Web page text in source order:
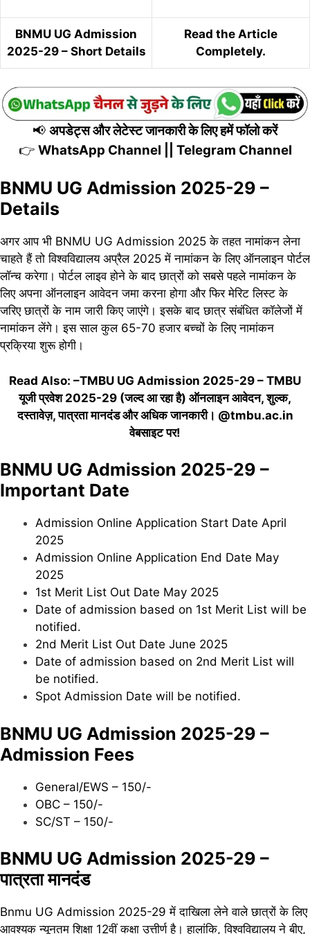
BNMU UG Admission
2025-29 – Short Details
Read the Article
Completely.
📢 अपडेट्स और लेटेस्ट जानकारी के लिए हमें फॉलो करें
👉 WhatsApp Channel Telegram Channel
BNMU UG Admission 2025-29 –
Details
अगर आप भी BNMU UG Admission 2025 के तहत नामांकन लेना
चाहते हैं तो विश्वविद्यालय अप्रैल 2025 में नामांकन के लिए ऑनलाइन पोर्टल
लॉन्च करेगा। पोर्टल लाइव होने के बाद छात्रों को सबसे पहले नामांकन के
लिए अपना ऑनलाइन आवेदन जमा करना होगा और फिर मेरिट लिस्ट के
जरिए छात्रों के नाम जारी किए जाएंगे। इसके बाद छात्र संबंधित कॉलेजों में
नामांकन लेंगे। इस साल कुल 65-70 हजार बच्चों के लिए नामांकन
प्रक्रिया शुरू होगी।
Read Also: –TMBU UG Admission 2025-29 – TMBU
यूजी प्रवेश 2025-29 (जल्द आ रहा है) ऑनलाइन आवेदन, शुल्क,
दस्तावेज़, पात्रता मानदंड और अधिक जानकारी। @tmbu.ac.in
वेबसाइट पर!
BNMU UG Admission 2025-29 –
Important Date
Admission Online Application Start Date April
2025
Admission Online Application End Date May
2025
1st Merit List Out Date May 2025
Date of admission based on 1st Merit List will be
notified.
2nd Merit List Out Date June 2025
Date of admission based on 2nd Merit List will
be notified.
Spot Admission Date will be notified.
BNMU UG Admission 2025-29 –
Admission Fees
General/EWS – 150/-
OBC – 150/-
SC/ST – 150/-
BNMU UG Admission 2025-29 –
पात्रता मानदंड
Bnmu UG Admission 2025-29 में दाखिला लेने वाले छात्रों के लिए
आवश्यक न्यूनतम शिक्षा 12वीं कक्षा उत्तीर्ण है। हालांकि, विश्वविद्यालय ने बीए,